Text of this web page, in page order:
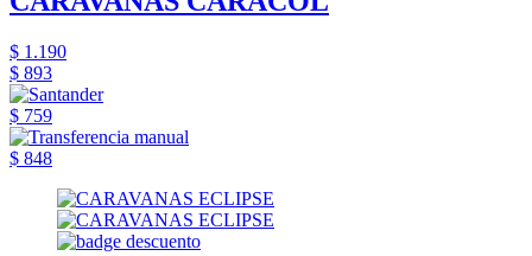
$ 1.190
$ 893
$ 759
$ 848